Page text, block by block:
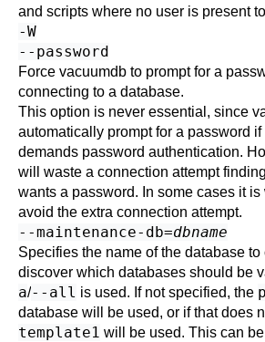
and scripts where no user is present
-W
--password
Force vacuumdb to prompt for a
connecting to a database.
This option is never essential, since
automatically prompt for a password if
demands password authentication.
will waste a connection attempt
wants a password. In some cases it is
avoid the extra connection attempt.
--maintenance-db=dbname
Specifies the name of the database to
discover which databases should be
a/--all is used. If not specified, the
database will be used, or if that does
template1 will be used. This can